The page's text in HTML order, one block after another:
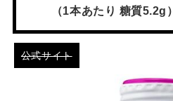
（1本あたり 糖質5.2g）
公式サイト